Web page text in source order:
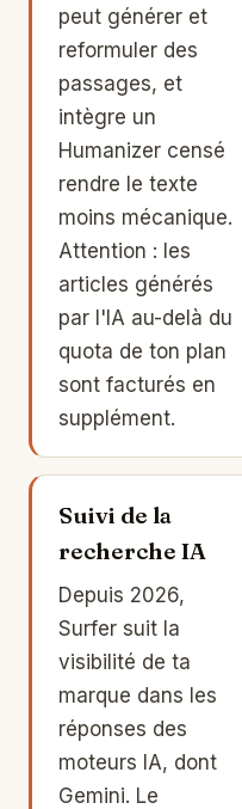
peut générer et
reformuler des
passages, et
intègre un
Humanizer censé
rendre le texte
moins mécanique.
Attention : les
articles générés
par l'IA au-delà du
quota de ton plan
sont facturés en
supplément.
Suivi de la
recherche IA
Depuis 2026,
Surfer suit la
visibilité de ta
marque dans les
réponses des
moteurs IA, dont
Gemini. Le